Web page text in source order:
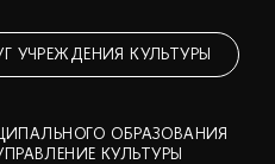
УЧРЕЖДЕНИЯ КУЛЬТУРЫ
ОБРАЗОВАНИЯ
КУЛЬТУРЫ